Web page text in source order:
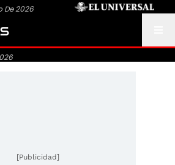
De 2026
[Publicidad]